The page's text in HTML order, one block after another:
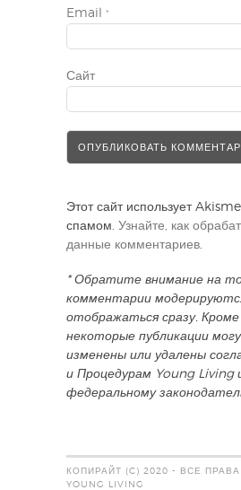
Email *
Сайт
Этот сайт использует
спамом. Узнайте, как
данные комментариев
* Обратите внимание на
комментарии
отображаться сразу.
некоторые публикации
изменены или удалены
и Процедурам Young Living
федеральному
КОПИРАЙТ (C) 2020 - ВСЕ
YOUNG LIVING